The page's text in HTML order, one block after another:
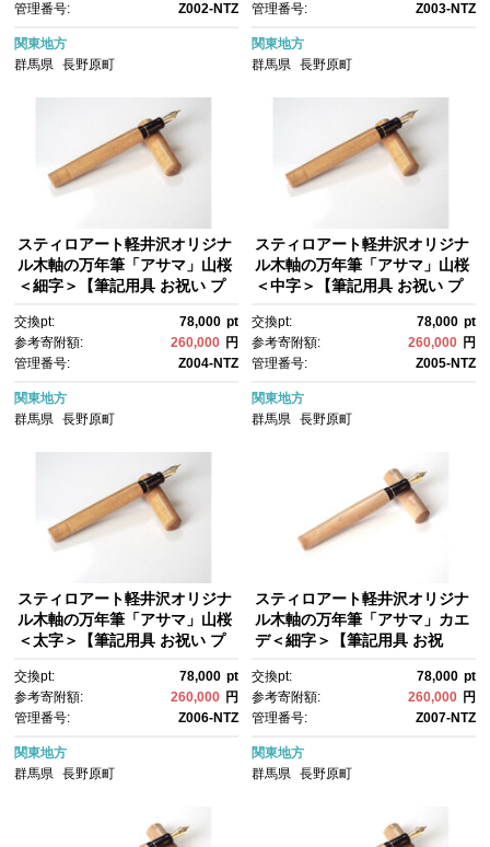
管理番号:
Z002-NTZ
関東地方
群馬県
長野原町
管理番号:
Z003-NTZ
関東地方
群馬県 長野原町
スティロアート軽井沢オリジナ
ル木軸の万年筆「アサマ」山桜
＜細字＞【筆記用具 お祝い プ
県 長野原町 北軽井沢】
交換pt: 78,000 pt
参考寄附額:
260,000 円
管理番号:
Z004-NTZ
関東地方
群馬県
長野原町
スティロアート軽井沢オリジナ
ル木軸の万年筆「アサマ」山桜
＜中字＞【筆記用具 お祝い プ
県 長野原町 北軽井沢】
交換pt: 78,000 pt
参考寄附額:
260,000 円
管理番号:
Z005-NTZ
関東地方
群馬県 長野原町
スティロアート軽井沢オリジナ
ル木軸の万年筆「アサマ」山桜
＜太字＞【筆記用具 お祝い プ
県 長野原町 北軽井沢】
交換pt: 78,000 pt
参考寄附額:
260,000 円
管理番号:
Z006-NTZ
関東地方
群馬県
長野原町
スティロアート軽井沢オリジナ
ル木軸の万年筆「アサマ」カエ
デ＜細字＞【筆記用具 お祝
め 群馬県 長野原町 北軽井沢】
交換pt: 78,000 pt
参考寄附額:
260,000 円
管理番号:
Z007-NTZ
関東地方
群馬県 長野原町